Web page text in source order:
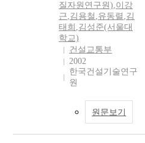
질자원연구원),이강
근,김용철 ,유동렬 ,김
태희 ,김성준(서울대
학교)
건설교통부
2002
한국건설기술연구
원
원문보기